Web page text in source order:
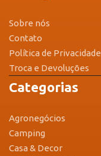
Sobre nós
Contato
Política de Privacidade
Troca e Devoluções
Categorias
Agronegócios
Camping
Casa & Decor